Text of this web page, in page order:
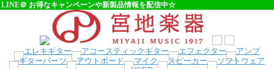
LINE＠ お得なキャンペーンや新製品情報を配信中☆